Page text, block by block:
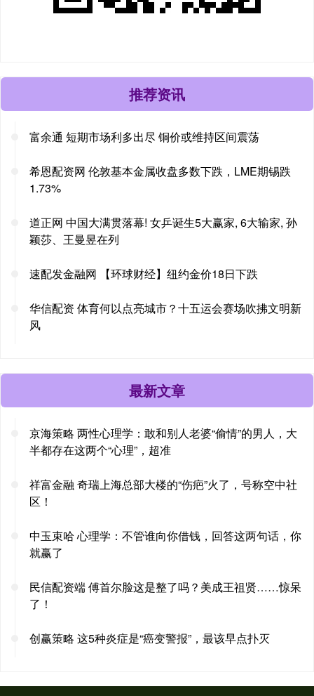
推荐资讯
富余通 短期市场利多出尽 铜价或维持区间震荡
希恩配资网 伦敦基本金属收盘多数下跌，LME期锡跌
1.73%
道正网 中国大满贯落幕! 女乒诞生5大赢家, 6大输家, 孙
颖莎、王曼昱在列
速配发金融网 【环球财经】纽约金价18日下跌
华信配资 体育何以点亮城市？十五运会赛场吹拂文明新
风
最新文章
京海策略 两性心理学：敢和别人老婆“偷情”的男人，大
半都存在这两个“心理”，超准
祥富金融 奇瑞上海总部大楼的“伤疤”火了，号称空中社
区！
中玉束哈 心理学：不管谁向你借钱，回答这两句话，你
就赢了
民信配资端 傅首尔脸这是整了吗？美成王祖贤……惊呆
了！
创赢策略 这5种炎症是“癌变警报”，最该早点扑灭